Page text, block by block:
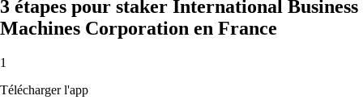
3 étapes pour staker International Business
Machines Corporation en France
1
Télécharger l'app